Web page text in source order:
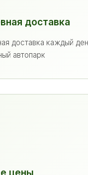
доставка
доставка каждый
автопарк
цены